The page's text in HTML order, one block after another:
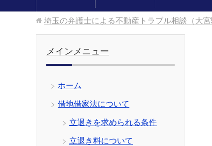
埼玉の弁護士による不動産トラブル相談（大宮
メインメニュー
ホーム
借地借家法について
立退きを求められる条件
立退き料について